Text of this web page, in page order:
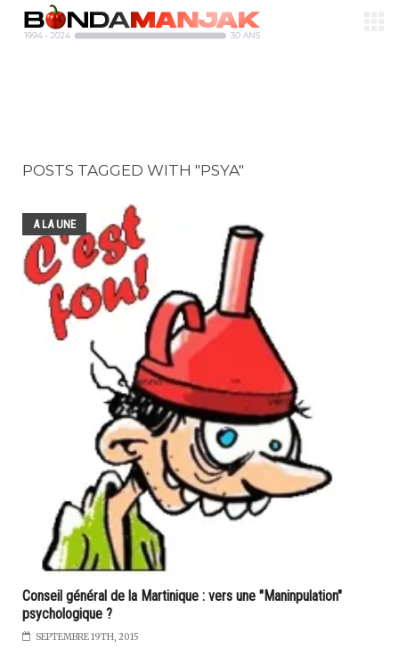
POSTS TAGGED WITH "PSYA"
A LA UNE
Conseil général de la Martinique : vers une "Maninpulation"
psychologique ?
SEPTEMBRE 19TH, 2015